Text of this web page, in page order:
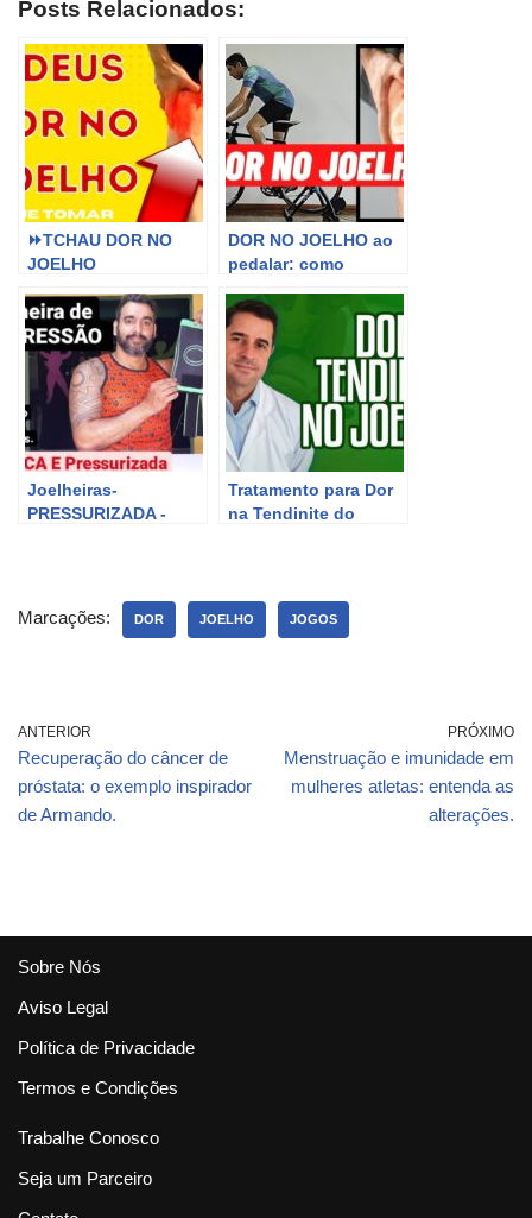
Posts Relacionados:
⏩TCHAU DOR NO
JOELHO
#remedioparadornojo
elho #antiinflamatorio
DOR NO JOELHO ao
pedalar: como
Joelheiras-
PRESSURIZADA -
,FUTEBOL,CORRIDA
E MUITO MAIS!
Tratamento para Dor
na Tendinite do
Marcações: DOR JOELHO JOGOS
ANTERIOR
Recuperação do câncer de
próstata: o exemplo inspirador
de Armando.
PRÓXIMO
Menstruação e imunidade em
mulheres atletas: entenda as
alterações.
Sobre Nós
Aviso Legal
Política de Privacidade
Termos e Condições
Trabalhe Conosco
Seja um Parceiro